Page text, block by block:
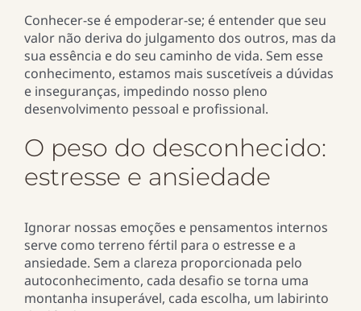
Conhecer-se é empoderar-se; é entender que seu
valor não deriva do julgamento dos outros, mas da
sua essência e do seu caminho de vida. Sem esse
conhecimento, estamos mais suscetíveis a dúvidas
e inseguranças, impedindo nosso pleno
desenvolvimento pessoal e profissional.
O peso do desconhecido:
estresse e ansiedade
Ignorar nossas emoções e pensamentos internos
serve como terreno fértil para o estresse e a
ansiedade. Sem a clareza proporcionada pelo
autoconhecimento, cada desafio se torna uma
montanha insuperável, cada escolha, um labirinto